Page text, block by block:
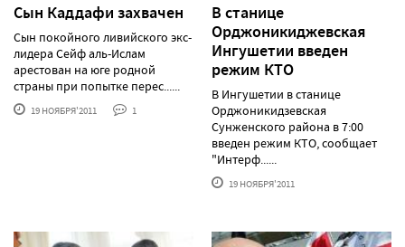
Сын Каддафи захвачен
Сын покойного ливийского экс-
лидера Сейф аль-Ислам
арестован на юге родной
страны при попытке перес......
19 НОЯБРЯ'2011 1
В станице
Орджоникиджевская
Ингушетии введен
режим КТО
В Ингушетии в станице
Орджоникидзевская
Сунженского района в 7:00
введен режим КТО, сообщает
"Интерф......
19 НОЯБРЯ'2011